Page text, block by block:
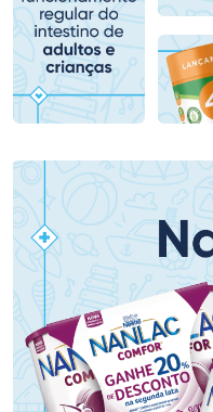
Comprar sem Desconto
Por R$ 159,59/cada
Comprar sem Desconto
Por R$ 159,59/cada